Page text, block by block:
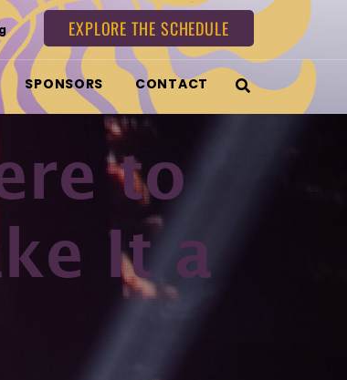
EXPLORE THE SCHEDULE
SPONSORS CONTACT
to
It a